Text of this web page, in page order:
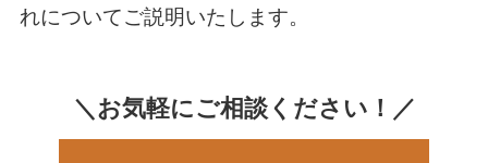
れについてご説明いたします。
＼お気軽にご相談ください！／